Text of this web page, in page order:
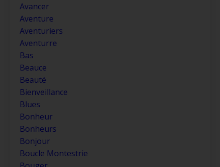
Avancer
Aventure
Aventuriers
Aventurre
Bas
Beauce
Beauté
Bienveillance
Blues
Bonheur
Bonheurs
Bonjour
Boucle Montestrie